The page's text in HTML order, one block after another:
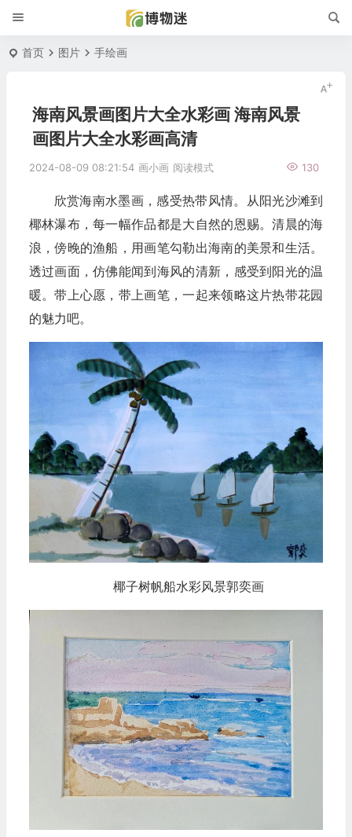
首页 图片 手绘画
海南风景画图片大全水彩画 海南风景
画图片大全水彩画高清
2024-08-09 08:21:54 画小画 130
阅读模式
欣赏海南水墨画，感受热带风情。从阳光沙滩到
椰林瀑布，每一幅作品都是大自然的恩赐。清晨的海
浪，傍晚的渔船，用画笔勾勒出海南的美景和生活。
透过画面，仿佛能闻到海风的清新，感受到阳光的温
暖。带上心愿，带上画笔，一起来领略这片热带花园
的魅力吧。
椰子树帆船水彩风景郭奕画